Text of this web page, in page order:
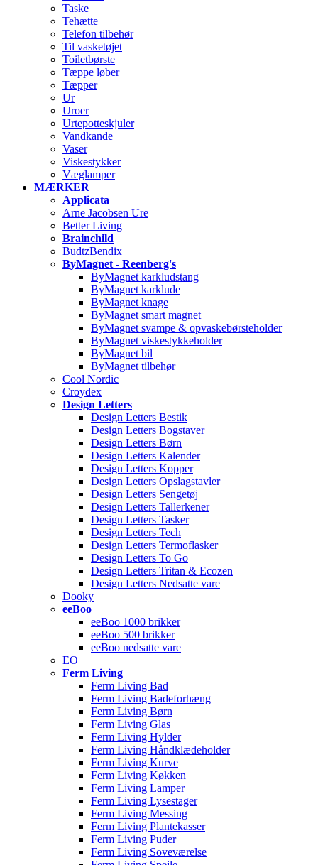
Taske
Tehætte
Telefon tilbehør
Til vasketøjet
Toiletbørste
Tæppe løber
Tæpper
Ur
Uroer
Urtepotteskjuler
Vandkande
Vaser
Viskestykker
Væglamper
MÆRKER
Applicata
Arne Jacobsen Ure
Better Living
Brainchild
BudtzBendix
ByMagnet - Reenberg's
ByMagnet karkludstang
ByMagnet karklude
ByMagnet knage
ByMagnet smart magnet
ByMagnet svampe & opvaskebørsteholder
ByMagnet viskestykkeholder
ByMagnet bil
ByMagnet tilbehør
Cool Nordic
Croydex
Design Letters
Design Letters Bestik
Design Letters Bogstaver
Design Letters Børn
Design Letters Kalender
Design Letters Kopper
Design Letters Opslagstavler
Design Letters Sengetøj
Design Letters Tallerkener
Design Letters Tasker
Design Letters Tech
Design Letters Termoflasker
Design Letters To Go
Design Letters Tritan & Ecozen
Design Letters Nedsatte vare
Dooky
eeBoo
eeBoo 1000 brikker
eeBoo 500 brikker
eeBoo nedsatte vare
EO
Ferm Living
Ferm Living Bad
Ferm Living Badeforhæng
Ferm Living Børn
Ferm Living Glas
Ferm Living Hylder
Ferm Living Håndklædeholder
Ferm Living Kurve
Ferm Living Køkken
Ferm Living Lamper
Ferm Living Lysestager
Ferm Living Messing
Ferm Living Plantekasser
Ferm Living Puder
Ferm Living Soveværelse